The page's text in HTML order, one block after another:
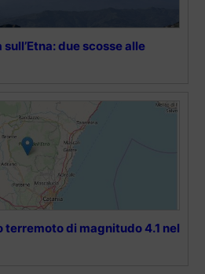
due scosse alle
terremoto di magnitudo 4.1 nel